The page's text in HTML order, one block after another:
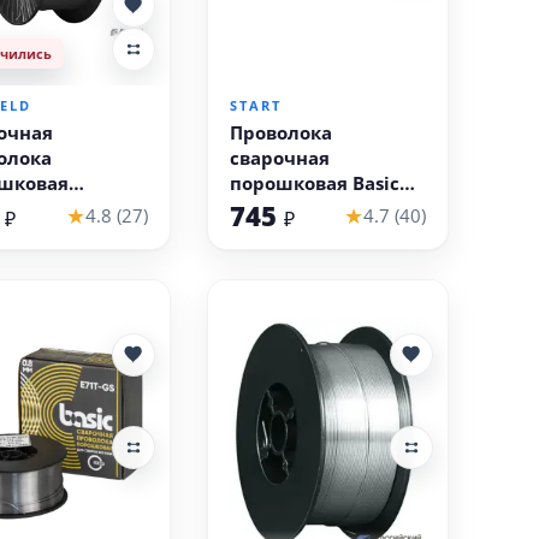
E71T-GS
0.8 мм, для
₽ ★4.8 (27)
START
Проволока
сварочная
порошковая Basic
E71T-GS д.0,8 (0,5кг)
START STB71805
745 ₽ ★4.7 (40)